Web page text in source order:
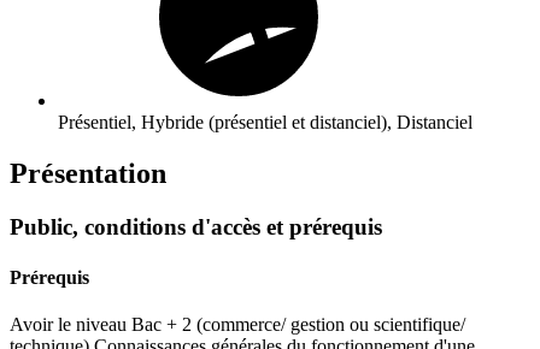
Présentiel, Hybride (présentiel et distanciel), Distanciel
Présentation
Public, conditions d'accès et prérequis
Prérequis
Avoir le niveau Bac + 2 (commerce/ gestion ou scientifique/